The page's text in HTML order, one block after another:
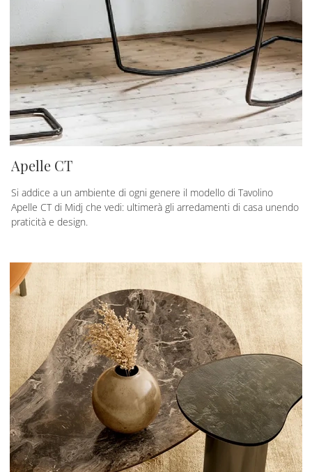
Apelle CT
Si addice a un ambiente di ogni genere il modello di Tavolino
Apelle CT di Midj che vedi: ultimerà gli arredamenti di casa unendo
praticità e design.